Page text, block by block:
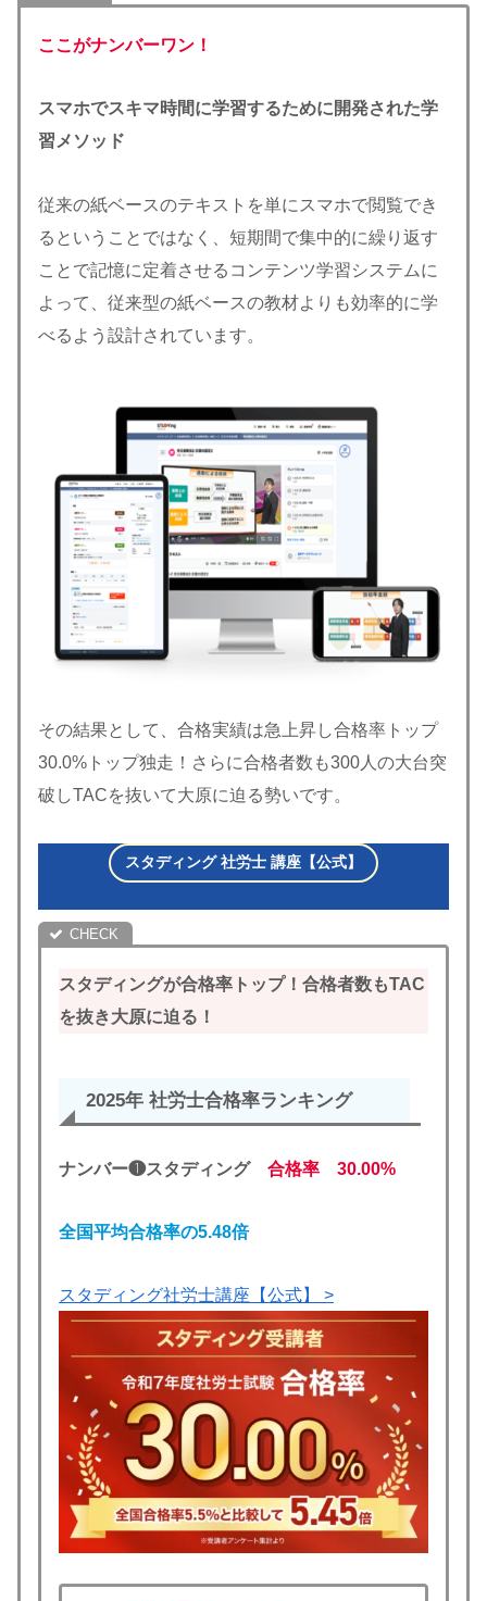
ここがナンバーワン！
スマホでスキマ時間に学習するために開発された学
習メソッド
従来の紙ベースのテキストを単にスマホで閲覧でき
るということではなく、短期間で集中的に繰り返す
ことで記憶に定着させるコンテンツ学習システムに
よって、従来型の紙ベースの教材よりも効率的に学
べるよう設計されています。
その結果として、合格実績は急上昇し合格率トップ
30.0%トップ独走！さらに合格者数も300人の大台突
破しTACを抜いて大原に迫る勢いです。
スタディング 社労士 講座【公式】
スタディングが合格率トップ！合格者数もTAC
を抜き大原に迫る！
2025年 社労士合格率ランキング
ナンバー❶スタディング 合格率 30.00%
全国平均合格率の5.48倍
スタディング社労士講座【公式】 >